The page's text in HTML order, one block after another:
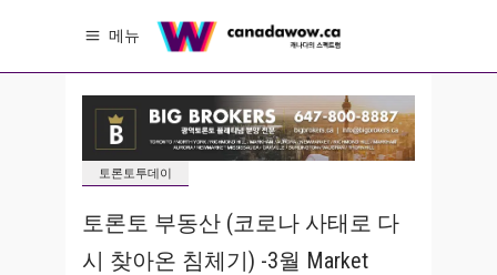
메뉴
토론토투데이
토론토 부동산 (코로나 사태로 다
시 찾아온 침체기) -3월 Market